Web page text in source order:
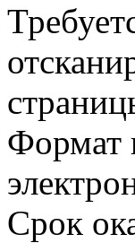
Формат
Срок